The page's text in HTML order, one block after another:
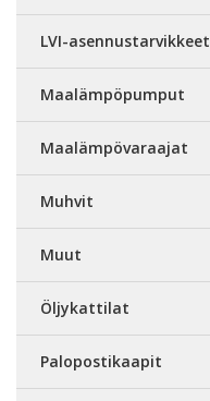
LVI-asennustarvikkeet
Maalämpöpumput
Maalämpövaraajat
Muhvit
Muut
Öljykattilat
Palopostikaapit